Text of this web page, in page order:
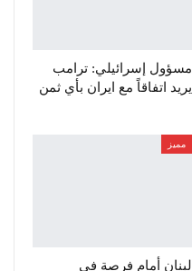
مسؤول إسرائيلي: ترامب
يريد اتفاقاً مع ايران بأي ثمن
مميز
لبنان أمام فرصة في